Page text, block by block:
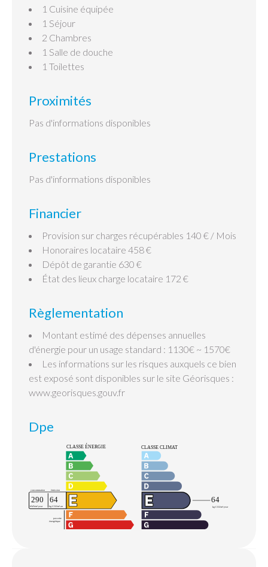
1 Cuisine équipée
1 Séjour
2 Chambres
1 Salle de douche
1 Toilettes
Proximités
Pas d'informations disponibles
Prestations
Pas d'informations disponibles
Financier
Provision sur charges récupérables 140 € / Mois
Honoraires locataire 458 €
Dépôt de garantie 630 €
État des lieux charge locataire 172 €
Règlementation
Montant estimé des dépenses annuelles
d'énergie pour un usage standard : 1130€ ~ 1570€
Les informations sur les risques auxquels ce bien
est exposé sont disponibles sur le site Géorisques :
www.georisques.gouv.fr
Dpe